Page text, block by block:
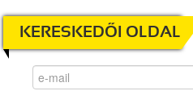
KERESKEDŐI OLDAL